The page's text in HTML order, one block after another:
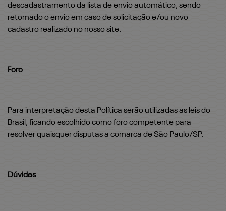
descadastramento da lista de envio automático, sendo
retomado o envio em caso de solicitação e/ou novo
cadastro realizado no nosso site.
Foro
Para interpretação desta Política serão utilizadas as leis do
Brasil, ficando escolhido como foro competente para
resolver quaisquer disputas a comarca de São Paulo/SP.
Dúvidas